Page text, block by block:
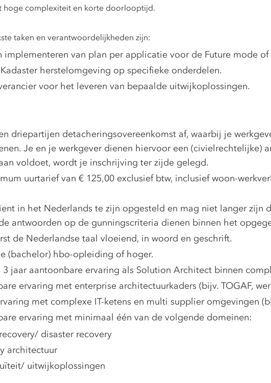
hoge complexiteit en korte doorlooptijd.
taken en verantwoordelijkheden zijn:
implementeren van plan per applicatie voor de Future mode
herstelomgeving op specifieke onderdelen.
voor het leveren van bepaalde uitwijkoplossingen.
driepartijen detacheringsovereenkomst af, waarbij je
Je en je werkgever dienen hiervoor een (civielrechtelijke)
voldoet, wordt je inschrijving ter zijde gelegd.
uurtarief van € 125,00 exclusief btw, inclusief woon-
in het Nederlands te zijn opgesteld en mag niet langer zijn
antwoorden op de gunningscriteria dienen binnen het
de Nederlandse taal vloeiend, in woord en geschrift.
(bachelor) hbo-opleiding of hoger.
jaar aantoonbare ervaring als Solution Architect binnen
ervaring met enterprise architectuurkaders (bijv. TOGAF,
met complexe IT-ketens en multi supplier omgevingen
ervaring met minimaal één van de volgende domeinen:
disaster recovery
architectuur
uitwijkoplossingen